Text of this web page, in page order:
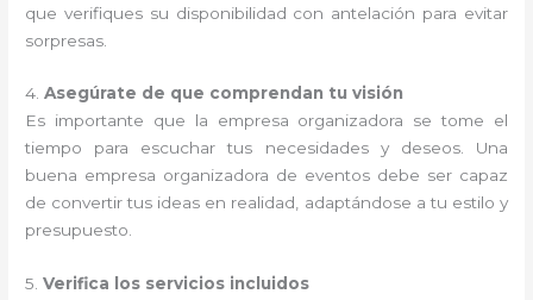
que verifiques su disponibilidad con antelación para evitar
sorpresas.
4.Asegúrate de que comprendan tu visión
Es importante que la empresa organizadora se tome el
tiempo para escuchar tus necesidades y deseos. Una
buena empresa organizadora de eventos debe ser capaz
de convertir tus ideas en realidad, adaptándose a tu estilo y
presupuesto.
5.Verifica los servicios incluidos